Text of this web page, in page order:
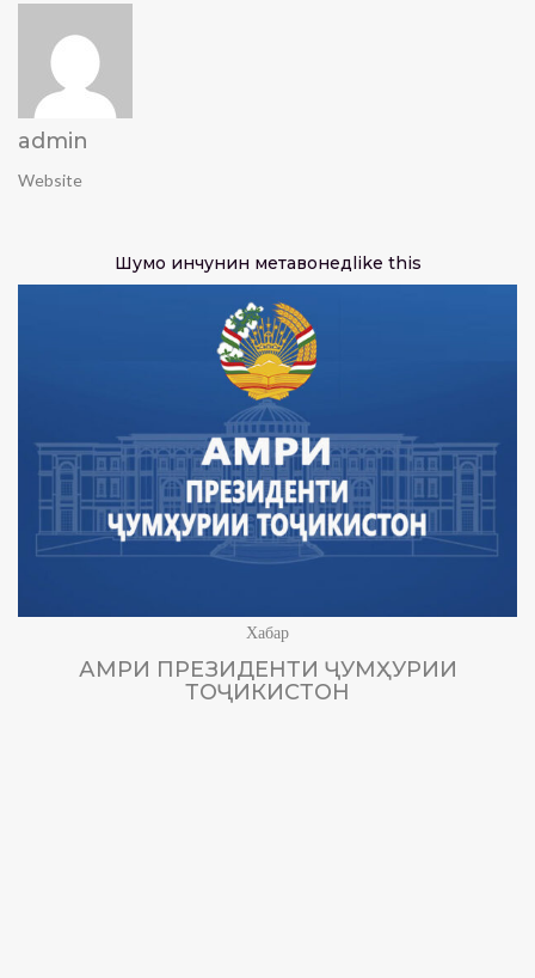
admin
Website
Шумо инчунин метавонедlike this
Хабар
АМРИ ПРЕЗИДЕНТИ ҶУМҲУРИИ
ТОҶИКИСТОН